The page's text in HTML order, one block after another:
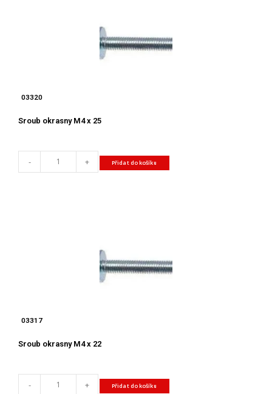
03320
Sroub okrasny M4 x 25
- + Přidat do košíku
03317
Sroub okrasny M4 x 22
- + Přidat do košíku